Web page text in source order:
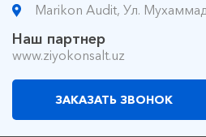
Marikon Audit, Ул.
Наш партнер
www.ziyokonsalt.uz
ЗАКАЗАТЬ ЗВОНОК